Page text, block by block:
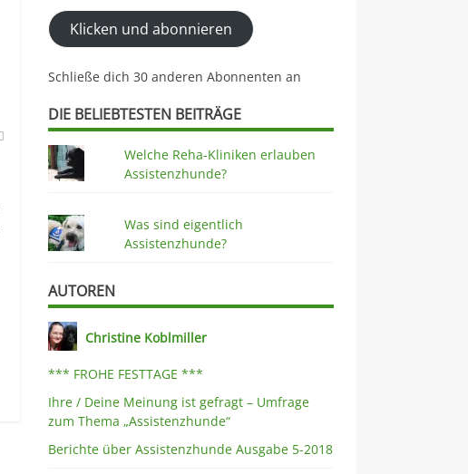
Adresse
hier
eintragen
Klicken und abonnieren
Schließe dich 30 anderen Abonnenten an
DIE BELIEBTESTEN BEITRÄGE
Welche Reha-Kliniken erlauben
Assistenzhunde?
Was sind eigentlich
Assistenzhunde?
AUTOREN
Christine Koblmiller
*** FROHE FESTTAGE ***
Ihre / Deine Meinung ist gefragt – Umfrage
zum Thema „Assistenzhunde“
Berichte über Assistenzhunde Ausgabe 5-2018